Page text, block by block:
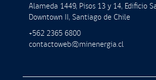
Alameda 1449, Pisos 13 y 14, Ediﬁcio
Downtown II, Santiago de Chile
+562 2365 6800
contactoweb@minenergia.cl